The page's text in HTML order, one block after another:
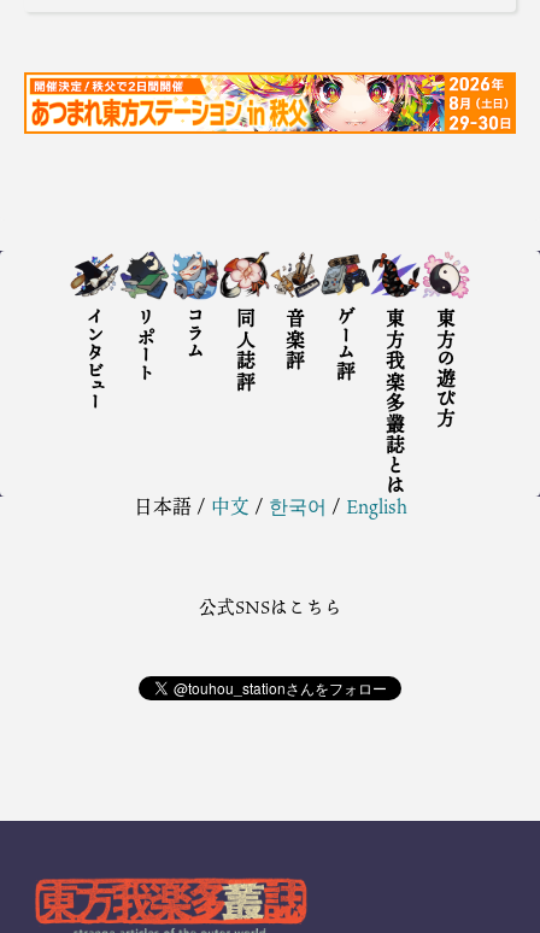
インタビュー リポート コラム 同人誌評 音楽評 ゲーム評 東方我楽多叢誌とは 東方の遊び方
日本語/ 中文 / 한국어 / English
公式SNSはこちら